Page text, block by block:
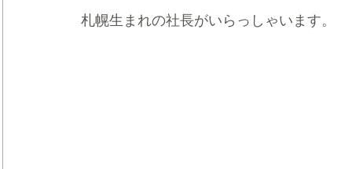
札幌生まれの社長がいらっしゃいます。